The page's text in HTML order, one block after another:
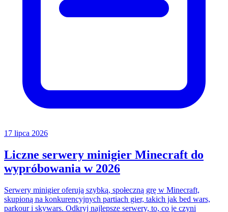
17 lipca 2026
Liczne serwery minigier Minecraft do
wypróbowania w 2026
Serwery minigier oferują szybką, społeczną grę w Minecraft,
skupioną na konkurencyjnych partiach gier, takich jak bed wars,
parkour i skywars. Odkryj najlepsze serwery, to, co je czyni